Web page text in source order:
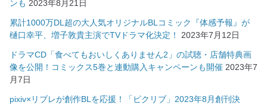
ンも 2023年8月21日
累計1000万DL超の大人気オリジナルBLコミック『体感予報』が
樋口幸平、増子敦貴主演でTVドラマ化決定！
2023年7月12日
ドラマCD「食べてもおいしくありません2」の試聴・店舗特典画
像を公開！コミックス5巻と連動購入キャンペーンも開催 2023年7
月7日
pixiv×リブレが創作BLを応援！「ピクリブ」2023年8月創刊決